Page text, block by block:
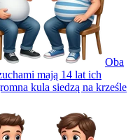
Oba
mają 14 lat ich
kula siedzą na krześle